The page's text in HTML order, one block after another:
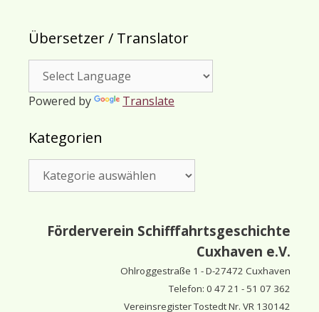
Übersetzer / Translator
Powered by Translate
Kategorien
Förderverein Schifffahrtsgeschichte
Cuxhaven e.V.
Ohlroggestraße 1 - D-27472 Cuxhaven
Telefon: 0 47 21 - 51 07 362
Vereinsregister Tostedt Nr. VR 130142